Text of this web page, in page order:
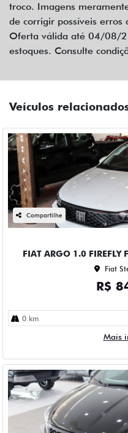
troco. Imagens
de corrigir possíveis erros
Oferta válida até 04/08/
estoques. Consulte
Veículos
Compartilhe
FIAT ARGO 1.0 FIREFLY
Fiat
R$
0 km
Mais